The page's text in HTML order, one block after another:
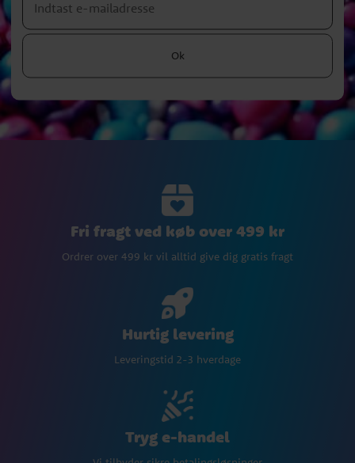
Ok
Fri fragt ved køb over 499 kr
Ordrer over 499 kr vil alltid give dig gratis fragt
Hurtig levering
Leveringstid 2-3 hverdage
Tryg e-handel